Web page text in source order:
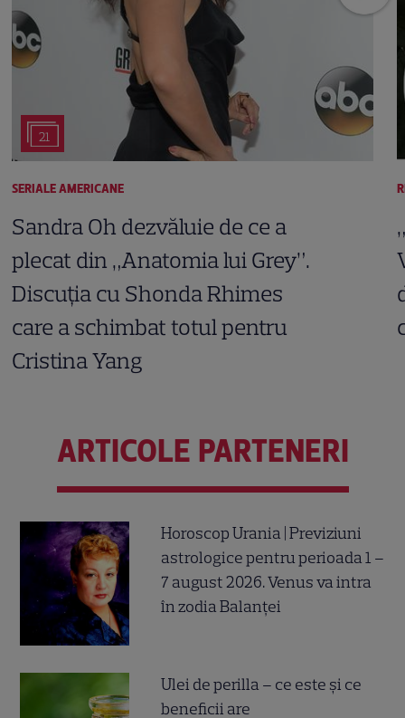
21
SERIALE AMERICANE
Sandra Oh dezvăluie de ce a
plecat din „Anatomia lui Grey”.
Discuția cu Shonda Rhimes
care a schimbat totul pentru
Cristina Yang
ARTICOLE PARTENERI
Horoscop Urania | Previziuni
astrologice pentru perioada 1 –
7 august 2026. Venus va intra
în zodia Balanței
Ulei de perilla – ce este și ce
beneficii are